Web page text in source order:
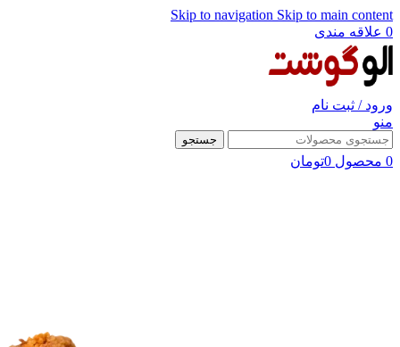
Skip to navigation Skip to main content
0 علاقه مندی
ورود / ثبت نام
منو
جستجو
0 محصول 0تومان